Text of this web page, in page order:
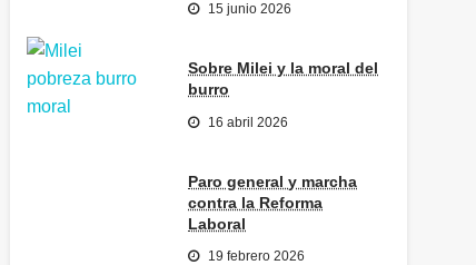
15 junio 2026
Sobre Milei y la moral del
burro
16 abril 2026
Paro general y marcha
contra la Reforma
Laboral
19 febrero 2026